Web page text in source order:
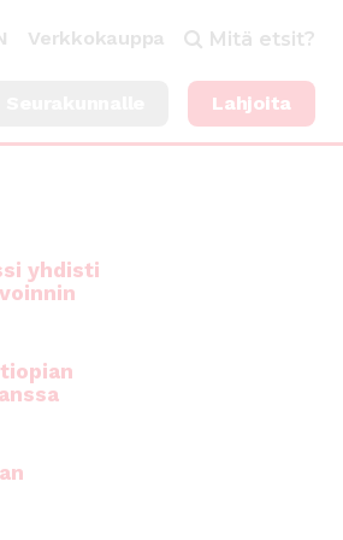
Verkkokauppa Mitä etsit?
Lahjoita
yhdisti